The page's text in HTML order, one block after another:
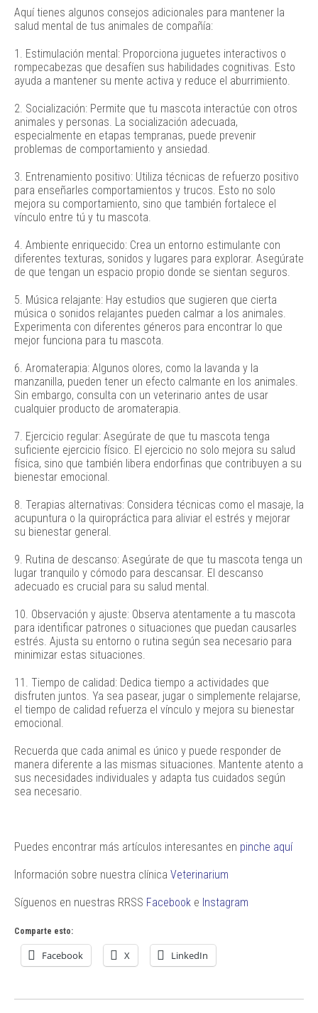
Aquí tienes algunos consejos adicionales para mantener la
salud mental de tus animales de compañía:
1. Estimulación mental: Proporciona juguetes interactivos o
rompecabezas que desafíen sus habilidades cognitivas. Esto
ayuda a mantener su mente activa y reduce el aburrimiento.
2. Socialización: Permite que tu mascota interactúe con otros
animales y personas. La socialización adecuada,
especialmente en etapas tempranas, puede prevenir
problemas de comportamiento y ansiedad.
3. Entrenamiento positivo: Utiliza técnicas de refuerzo positivo
para enseñarles comportamientos y trucos. Esto no solo
mejora su comportamiento, sino que también fortalece el
vínculo entre tú y tu mascota.
4. Ambiente enriquecido: Crea un entorno estimulante con
diferentes texturas, sonidos y lugares para explorar. Asegúrate
de que tengan un espacio propio donde se sientan seguros.
5. Música relajante: Hay estudios que sugieren que cierta
música o sonidos relajantes pueden calmar a los animales.
Experimenta con diferentes géneros para encontrar lo que
mejor funciona para tu mascota.
6. Aromaterapia: Algunos olores, como la lavanda y la
manzanilla, pueden tener un efecto calmante en los animales.
Sin embargo, consulta con un veterinario antes de usar
cualquier producto de aromaterapia.
7. Ejercicio regular: Asegúrate de que tu mascota tenga
suficiente ejercicio físico. El ejercicio no solo mejora su salud
física, sino que también libera endorfinas que contribuyen a su
bienestar emocional.
8. Terapias alternativas: Considera técnicas como el masaje, la
acupuntura o la quiropráctica para aliviar el estrés y mejorar
su bienestar general.
9. Rutina de descanso: Asegúrate de que tu mascota tenga un
lugar tranquilo y cómodo para descansar. El descanso
adecuado es crucial para su salud mental.
10. Observación y ajuste: Observa atentamente a tu mascota
para identificar patrones o situaciones que puedan causarles
estrés. Ajusta su entorno o rutina según sea necesario para
minimizar estas situaciones.
11. Tiempo de calidad: Dedica tiempo a actividades que
disfruten juntos. Ya sea pasear, jugar o simplemente relajarse,
el tiempo de calidad refuerza el vínculo y mejora su bienestar
emocional.
Recuerda que cada animal es único y puede responder de
manera diferente a las mismas situaciones. Mantente atento a
sus necesidades individuales y adapta tus cuidados según
sea necesario.
Puedes encontrar más artículos interesantes en pinche aquí
Información sobre nuestra clínica Veterinarium
Síguenos en nuestras RRSS Facebook e Instagram
Comparte esto:
Facebook X LinkedIn